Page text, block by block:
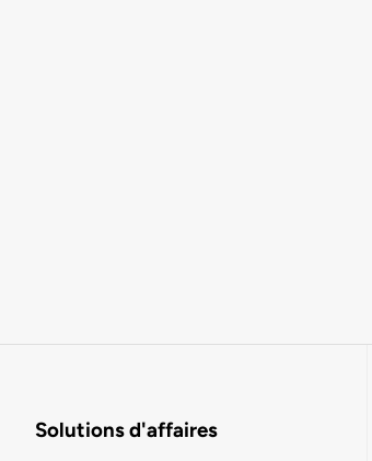
Solutions d'affaires